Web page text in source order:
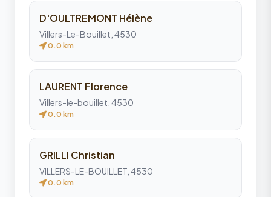
D'OULTREMONT Hélène
Villers-Le-Bouillet, 4530
0.0 km
LAURENT Florence
Villers-le-bouillet, 4530
0.0 km
GRILLI Christian
VILLERS-LE-BOUILLET, 4530
0.0 km